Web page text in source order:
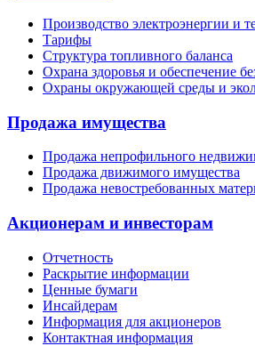
Производство электроэнергии и
Тарифы
Структура топливного баланса
Охрана здоровья и обеспечение
Охраны окружающей среды и
Продажа имущества
Продажа непрофильного
Продажа движимого имущества
Продажа невостребованных
Акционерам и инвесторам
Отчетность
Раскрытие информации
Ценные бумаги
Инсайдерам
Информация для акционеров
Контактная информация